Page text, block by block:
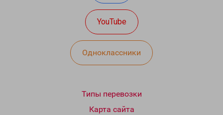
YouTube
Одноклассники
Типы перевозки
Карта сайта